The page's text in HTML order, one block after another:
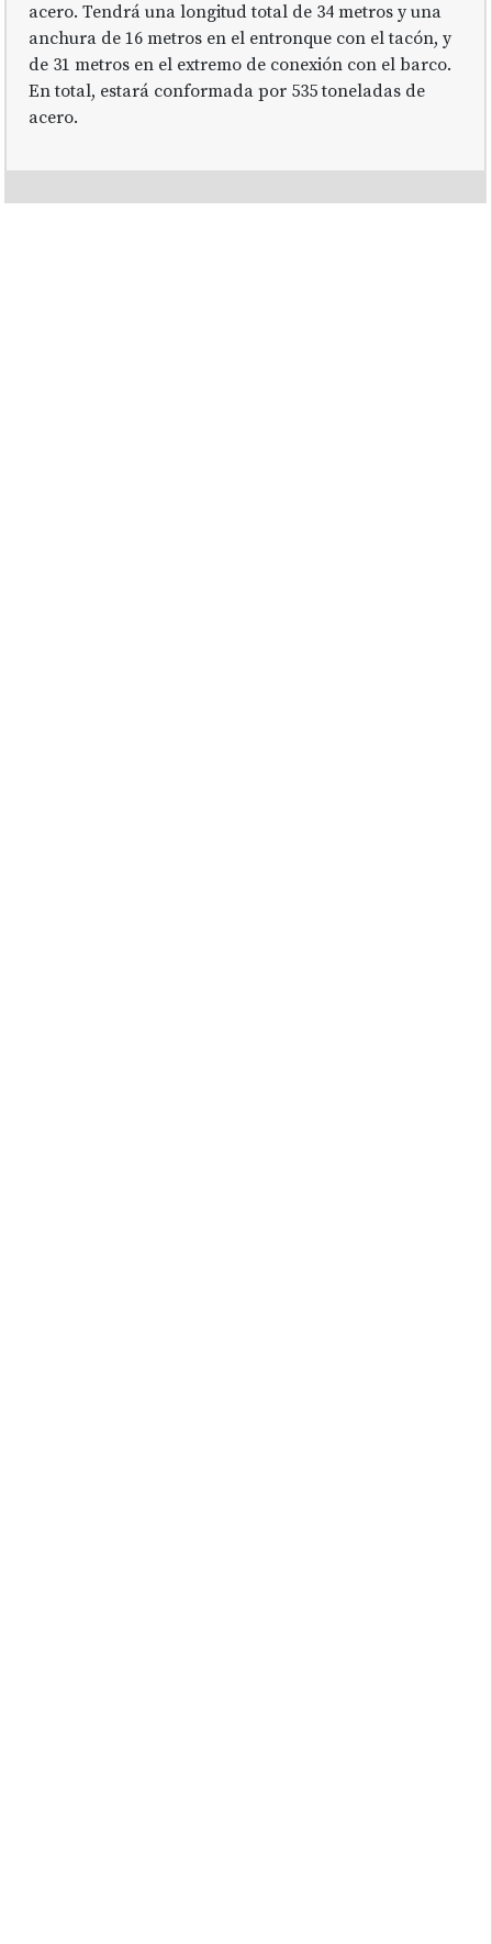
acero. Tendrá una longitud total de 34 metros y una
anchura de 16 metros en el entronque con el tacón, y
de 31 metros en el extremo de conexión con el barco.
En total, estará conformada por 535 toneladas de
acero.